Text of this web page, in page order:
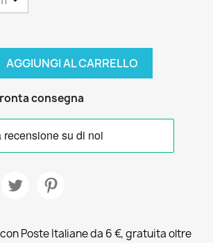
AGGIUNGI AL CARRELLO
consegna
Poste Italiane da 6 €, gratuita oltre